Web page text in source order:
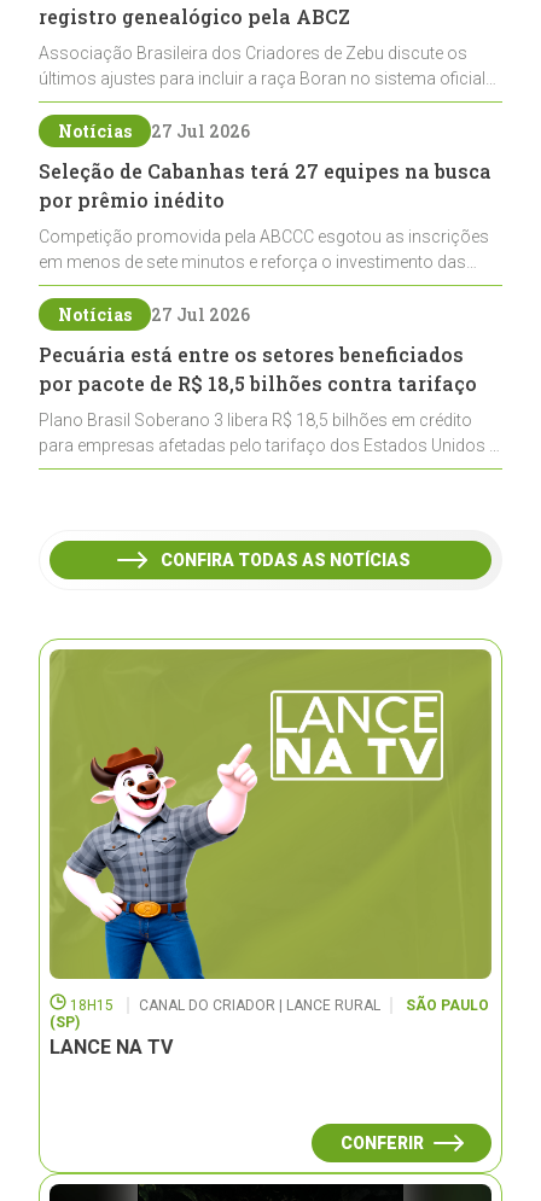
registro genealógico pela ABCZ
Associação Brasileira dos Criadores de Zebu discute os
últimos ajustes para incluir a raça Boran no sistema oficial
de registros, abrindo caminho para sua expansão na
pecuária nacional
Notícias 27 Jul 2026
Seleção de Cabanhas terá 27 equipes na busca
por prêmio inédito
Competição promovida pela ABCCC esgotou as inscrições
em menos de sete minutos e reforça o investimento das
cabanhas na seleção genética de Cavalos Crioulos voltados
ao laço
Notícias 27 Jul 2026
Pecuária está entre os setores beneficiados
por pacote de R$ 18,5 bilhões contra tarifaço
Plano Brasil Soberano 3 libera R$ 18,5 bilhões em crédito
para empresas afetadas pelo tarifaço dos Estados Unidos e
inclui a pecuária entre os setores estratégicos
CONFIRA TODAS AS NOTÍCIAS
18H15 CANAL DO CRIADOR | LANCE RURAL
SÃO PAULO
(SP)
LANCE NA TV
CONFERIR